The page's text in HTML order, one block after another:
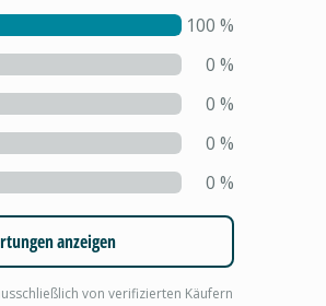
100 %
0 %
0 %
0 %
0 %
anzeigen
von verifizierten Käufern